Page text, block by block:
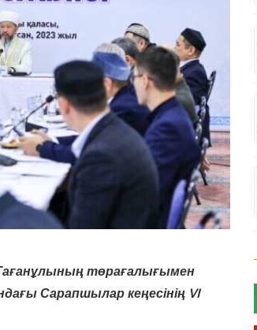
төрағалығымен
Сарапшылар кеңесінің VI